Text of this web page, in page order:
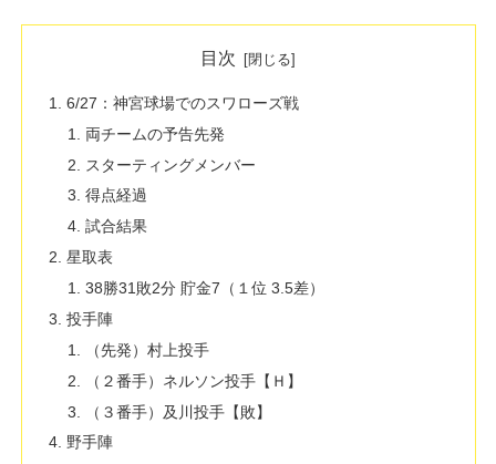
目次
6/27：神宮球場でのスワローズ戦
両チームの予告先発
スターティングメンバー
得点経過
試合結果
星取表
38勝31敗2分 貯金7（１位 3.5差）
投手陣
（先発）村上投手
（２番手）ネルソン投手【Ｈ】
（３番手）及川投手【敗】
野手陣